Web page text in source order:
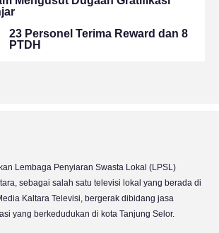
23 Personel Terima Reward dan 8
PTDH
Lembaga Penyiaran Swasta Lokal (LPSL)
sebagai salah satu televisi lokal yang berada di
Kaltara Televisi, bergerak dibidang jasa
yang berkedudukan di kota Tanjung Selor.